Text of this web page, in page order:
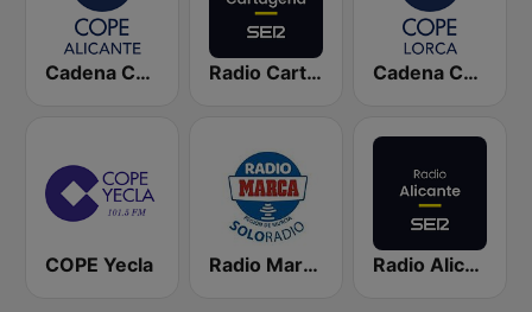
Cadena COPE Alicante Radio Cartagena SER Cadena COPE Lorca
COPE Yecla Radio Marca Murcia Radio Alicante SER